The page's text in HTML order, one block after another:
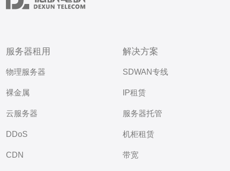
服务器租用
物理服务器
裸金属
云服务器
DDoS
CDN
解决方案
SDWAN专线
IP租赁
服务器托管
机柜租赁
带宽